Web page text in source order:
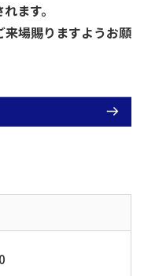
ます。
場賜りますようお願